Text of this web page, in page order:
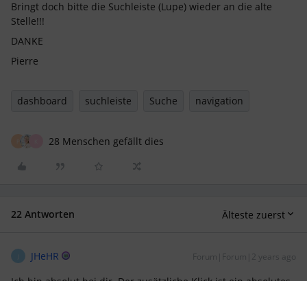
Bringt doch bitte die Suchleiste (Lupe) wieder an die alte
Stelle!!!
DANKE
Pierre
dashboard suchleiste Suche navigation
28 Menschen gefällt dies
22 Antworten Älteste zuerst
JHeHR Forum|Forum|2 years ago